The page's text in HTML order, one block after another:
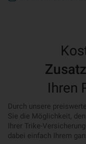
Ihren
Durch unsere
Sie die Möglichkeit,
Ihrer Trike-
dabei einfach Ihrem